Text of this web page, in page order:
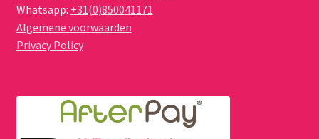
Whatsapp: +31(0)850041171
Algemene voorwaarden
Privacy Policy